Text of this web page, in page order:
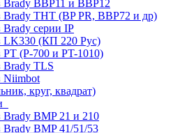
Brady BBP11 и BBP12
Brady THT (BP PR, BBP72 и др)
Brady серии IP
LK330 (КП 220 Рус)
(P-700 и PT-1010)
Brady TLS
Niimbot
круг, квадрат)
Brady BMP 21 и 210
Brady BMP 41/51/53